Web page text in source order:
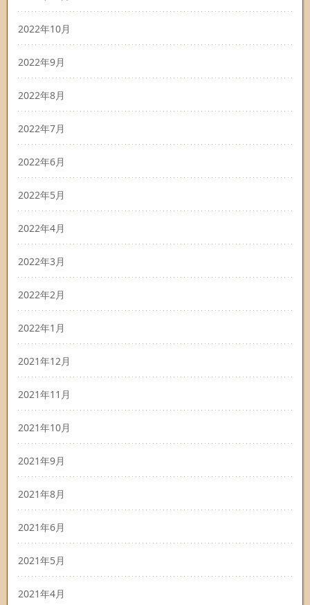
2022年10月
2022年9月
2022年8月
2022年7月
2022年6月
2022年5月
2022年4月
2022年3月
2022年2月
2022年1月
2021年12月
2021年11月
2021年10月
2021年9月
2021年8月
2021年6月
2021年5月
2021年4月